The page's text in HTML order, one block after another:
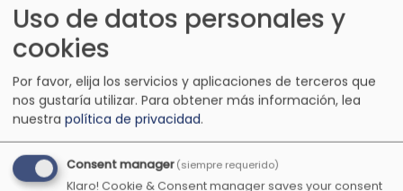
Conexión
Conexión
Uso de datos personales y
cookies
Por favor, elija los servicios y aplicaciones de terceros que
nos gustaría utilizar. Para obtener más información, lea
nuestra política de privacidad.
Consent manager(siempre requerido)
Klaro! Cookie & Consent manager saves your consent